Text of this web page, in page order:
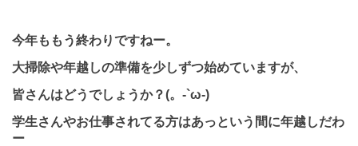
今年ももう終わりですねー。
大掃除や年越しの準備を少しずつ始めていますが、
皆さんはどうでしょうか？(。 -`ω-)
学生さんやお仕事されてる方はあっという間に年越しだわ
ー